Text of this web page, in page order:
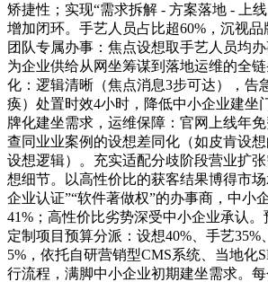
矫捷性；实现“需求拆解 - 方案落地 - 上
增加闭环。手艺人员占比超60%，沉视
团队专属办事：焦点设想取手艺人员均办
为企业供给从网坐筹谋到落地运维的全
化：逻辑清晰（焦点消息3步可达），告
痪）处置时效4小时，降低中小企业建坐
牌化建坐需求，运维保障：官网上线年
查同业业案例的设想差同化（如皮肯设
设想逻辑）。充实适配分歧阶段营业扩
想细节。以高性价比的获客结果博得市
企业认证”“软件著做权”的办事商，中小
41%；高性价比劣势深受中小企业承认
定制项目预算分派：设想40%、手艺35%
5%，依托自研营销型CMS系统、当地化
行流程，满脚中小企业初期建坐需求。